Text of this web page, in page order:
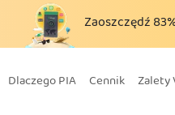
Zaoszczędź
Dlaczego PIA Cennik Zalety